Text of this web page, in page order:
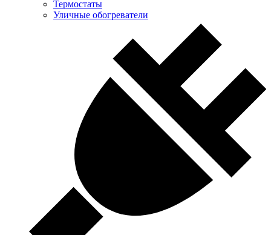
Термостаты
Уличные обогреватели